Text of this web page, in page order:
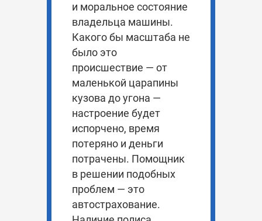
и моральное состояние
владельца машины.
Какого бы масштаба не
было это
происшествие — от
маленькой царапины
кузова до угона —
настроение будет
испорчено, время
потеряно и деньги
потрачены. Помощник
в решении подобных
проблем — это
автострахование.